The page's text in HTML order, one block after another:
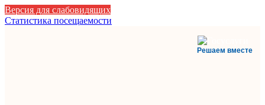
Версия для слабовидящих
Статистика посещаемости
Решаем вместе